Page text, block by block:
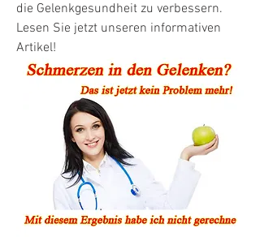
die Gelenkgesundheit zu verbessern.
Lesen Sie jetzt unseren informativen
Artikel!